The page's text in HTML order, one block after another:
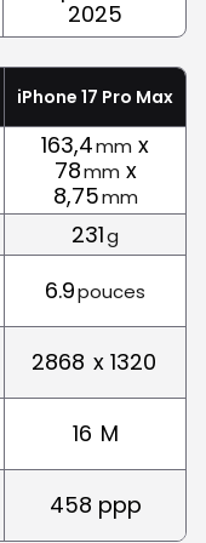
2025
iPhone 17 Pro Max
163,4mm x
78mm x
8,75mm
231g
6.9pouces
2868 x 1320
16 M
458 ppp